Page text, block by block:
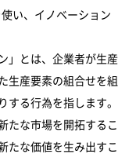
い、イノベーション
」とは、企業者が生産
生産要素の組合せを組
する行為を指します。
たな市場を開拓するこ
たな価値を生み出すこ